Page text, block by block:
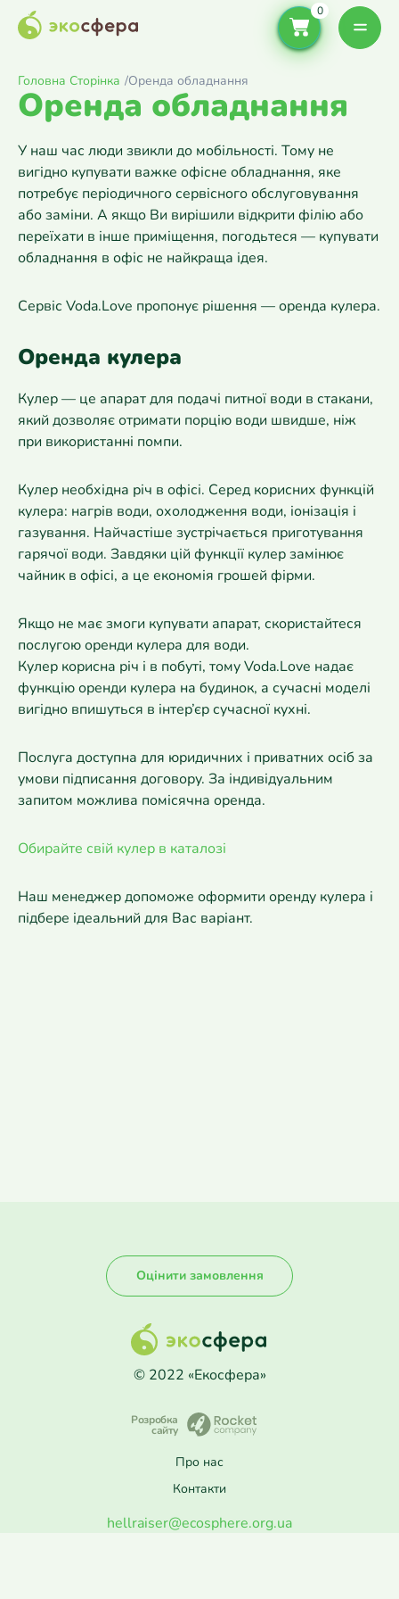
Головна Сторінка /Оренда обладнання
Оренда обладнання
У наш час люди звикли до мобільності. Тому не
вигідно купувати важке офісне обладнання, яке
потребує періодичного сервісного обслуговування
або заміни. А якщо Ви вирішили відкрити філію або
переїхати в інше приміщення, погодьтеся — купувати
обладнання в офіс не найкраща ідея.
Сервіс Voda.Love пропонує рішення — оренда кулера.
Оренда кулера
Кулер — це апарат для подачі питної води в стакани,
який дозволяє отримати порцію води швидше, ніж
при використанні помпи.
Кулер необхідна річ в офісі. Серед корисних функцій
кулера: нагрів води, охолодження води, іонізація і
газування. Найчастіше зустрічається приготування
гарячої води. Завдяки цій функції кулер замінює
чайник в офісі, а це економія грошей фірми.
Якщо не має змоги купувати апарат, скористайтеся
послугою оренди кулера для води.
Кулер корисна річ і в побуті, тому Voda.Love надає
функцію оренди кулера на будинок, а сучасні моделі
вигідно впишуться в інтер’єр сучасної кухні.
Послуга доступна для юридичних і приватних осіб за
умови підписання договору. За індивідуальним
запитом можлива помісячна оренда.
Обирайте свій кулер в каталозі
Наш менеджер допоможе оформити оренду кулера і
підбере ідеальний для Вас варіант.
© 2022 «Екосфера»
Розробка
сайту
Про нас
Контакти
Оцінити замовлення
hellraiser@ecosphere.org.ua